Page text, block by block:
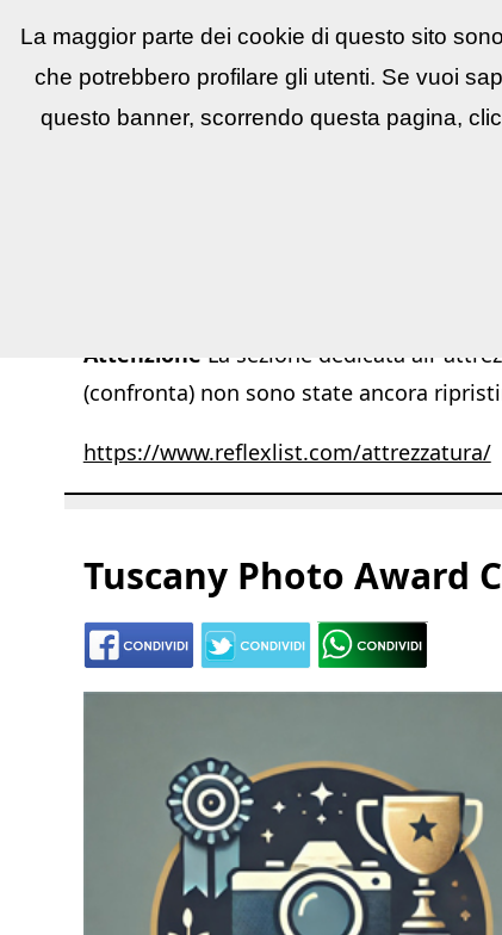
ReflexLIST▼ News e utility ▼
Attenzione La sezione dedicata
(confronta) non sono state ancora
https://www.reflexlist.com/attrezzatura/
Tuscany Photo Award
La maggior parte dei cookie di questo sito
che potrebbero profilare gli utenti. Se vuoi
questo banner, scorrendo questa pagina,